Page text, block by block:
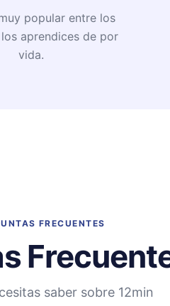
popular entre los
aprendices de por
vida.
FRECUENTES
saber sobre 12min